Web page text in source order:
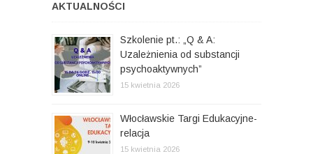
AKTUALNOŚCI
Szkolenie pt.: „Q & A:
Uzależnienia od substancji
psychoaktywnych”
15 kwietnia 2026
Włocławskie Targi Edukacyjne-
relacja
15 kwietnia 2026